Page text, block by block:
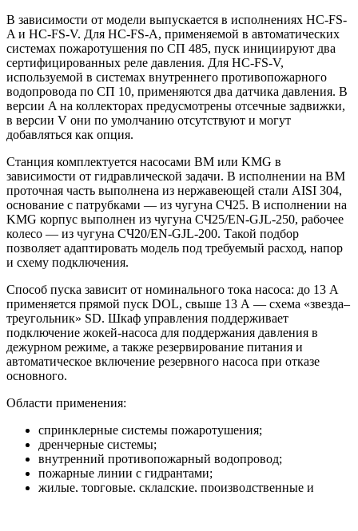
В зависимости от модели выпускается в исполнениях HC-FS-
A и HC-FS-V. Для HC-FS-A, применяемой в автоматических
системах пожаротушения по СП 485, пуск инициируют два
сертифицированных реле давления. Для HC-FS-V,
используемой в системах внутреннего противопожарного
водопровода по СП 10, применяются два датчика давления. В
версии A на коллекторах предусмотрены отсечные задвижки,
в версии V они по умолчанию отсутствуют и могут
добавляться как опция.
Станция комплектуется насосами BM или KMG в
зависимости от гидравлической задачи. В исполнении на BM
проточная часть выполнена из нержавеющей стали AISI 304,
основание с патрубками — из чугуна СЧ25. В исполнении на
KMG корпус выполнен из чугуна СЧ25/EN-GJL-250, рабочее
колесо — из чугуна СЧ20/EN-GJL-200. Такой подбор
позволяет адаптировать модель под требуемый расход, напор
и схему подключения.
Способ пуска зависит от номинального тока насоса: до 13 А
применяется прямой пуск DOL, свыше 13 А — схема «звезда–
треугольник» SD. Шкаф управления поддерживает
подключение жокей-насоса для поддержания давления в
дежурном режиме, а также резервирование питания и
автоматическое включение резервного насоса при отказе
основного.
Области применения:
спринклерные системы пожаротушения;
дренчерные системы;
внутренний противопожарный водопровод;
пожарные линии с гидрантами;
жилые, торговые, складские, производственные и